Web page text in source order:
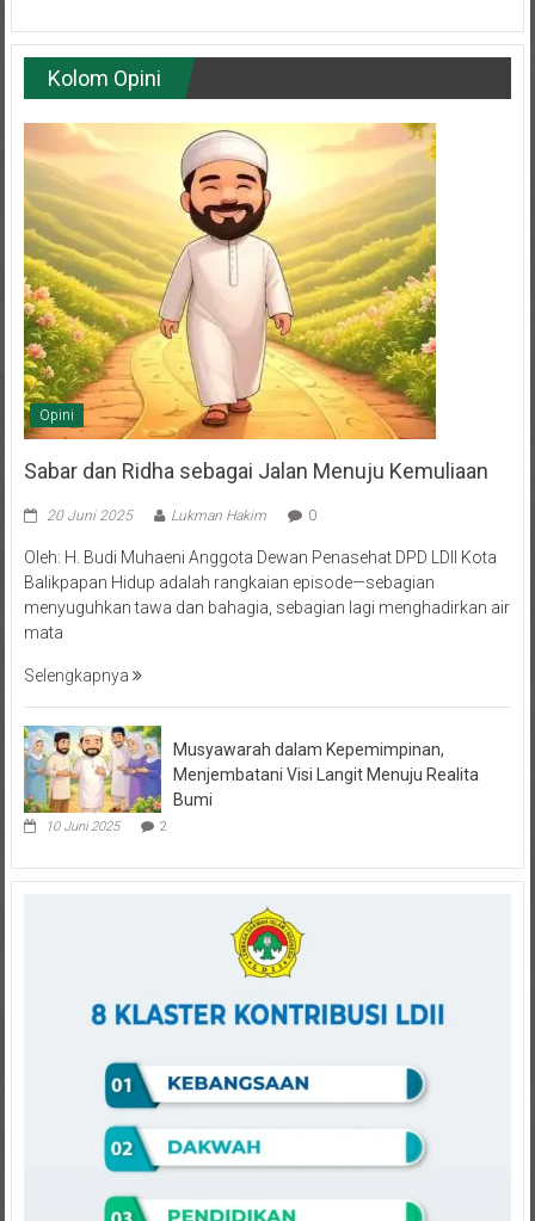
Kolom Opini
Opini
Sabar dan Ridha sebagai Jalan Menuju Kemuliaan
20 Juni 2025 Lukman Hakim 0
Oleh: H. Budi Muhaeni Anggota Dewan Penasehat DPD LDII Kota
Balikpapan Hidup adalah rangkaian episode—sebagian
menyuguhkan tawa dan bahagia, sebagian lagi menghadirkan air
mata
Selengkapnya
Musyawarah dalam Kepemimpinan,
Menjembatani Visi Langit Menuju Realita
Bumi
10 Juni 2025 2